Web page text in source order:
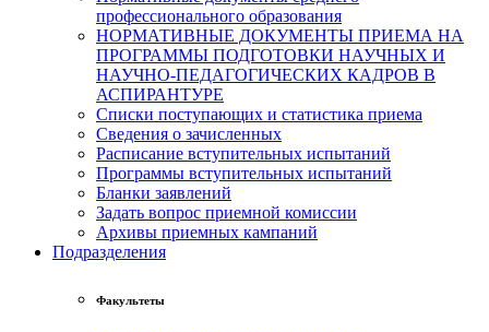
профессионального образования
НОРМАТИВНЫЕ ДОКУМЕНТЫ ПРИЕМА НА
ПРОГРАММЫ ПОДГОТОВКИ НАУЧНЫХ И
НАУЧНО-ПЕДАГОГИЧЕСКИХ КАДРОВ В
АСПИРАНТУРЕ
Списки поступающих и статистика приема
Сведения о зачисленных
Расписание вступительных испытаний
Программы вступительных испытаний
Бланки заявлений
Задать вопрос приемной комиссии
Архивы приемных кампаний
Подразделения
Факультеты